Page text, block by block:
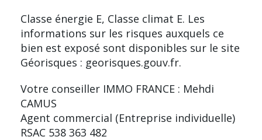
Classe énergie E, Classe climat E. Les
informations sur les risques auxquels ce
bien est exposé sont disponibles sur le site
Géorisques : georisques.gouv.fr.
Votre conseiller IMMO FRANCE : Mehdi
CAMUS
Agent commercial (Entreprise individuelle)
RSAC 538 363 482